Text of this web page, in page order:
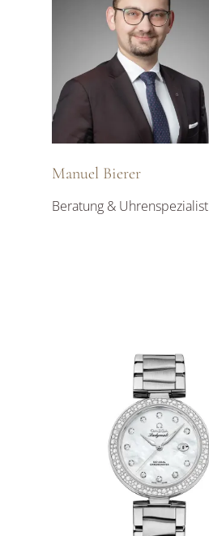
Manuel Bierer
Beratung & Uhrenspezialist